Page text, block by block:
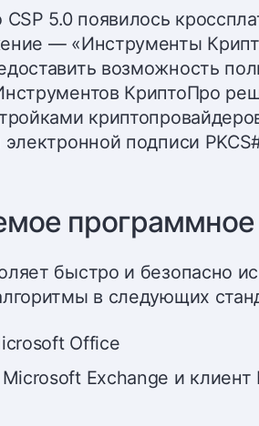
5.0 появилось
— «Инструменты
возможность
КриптоПро
подписи
программное
быстро и безопасно
в следующих
Office
Exchange и